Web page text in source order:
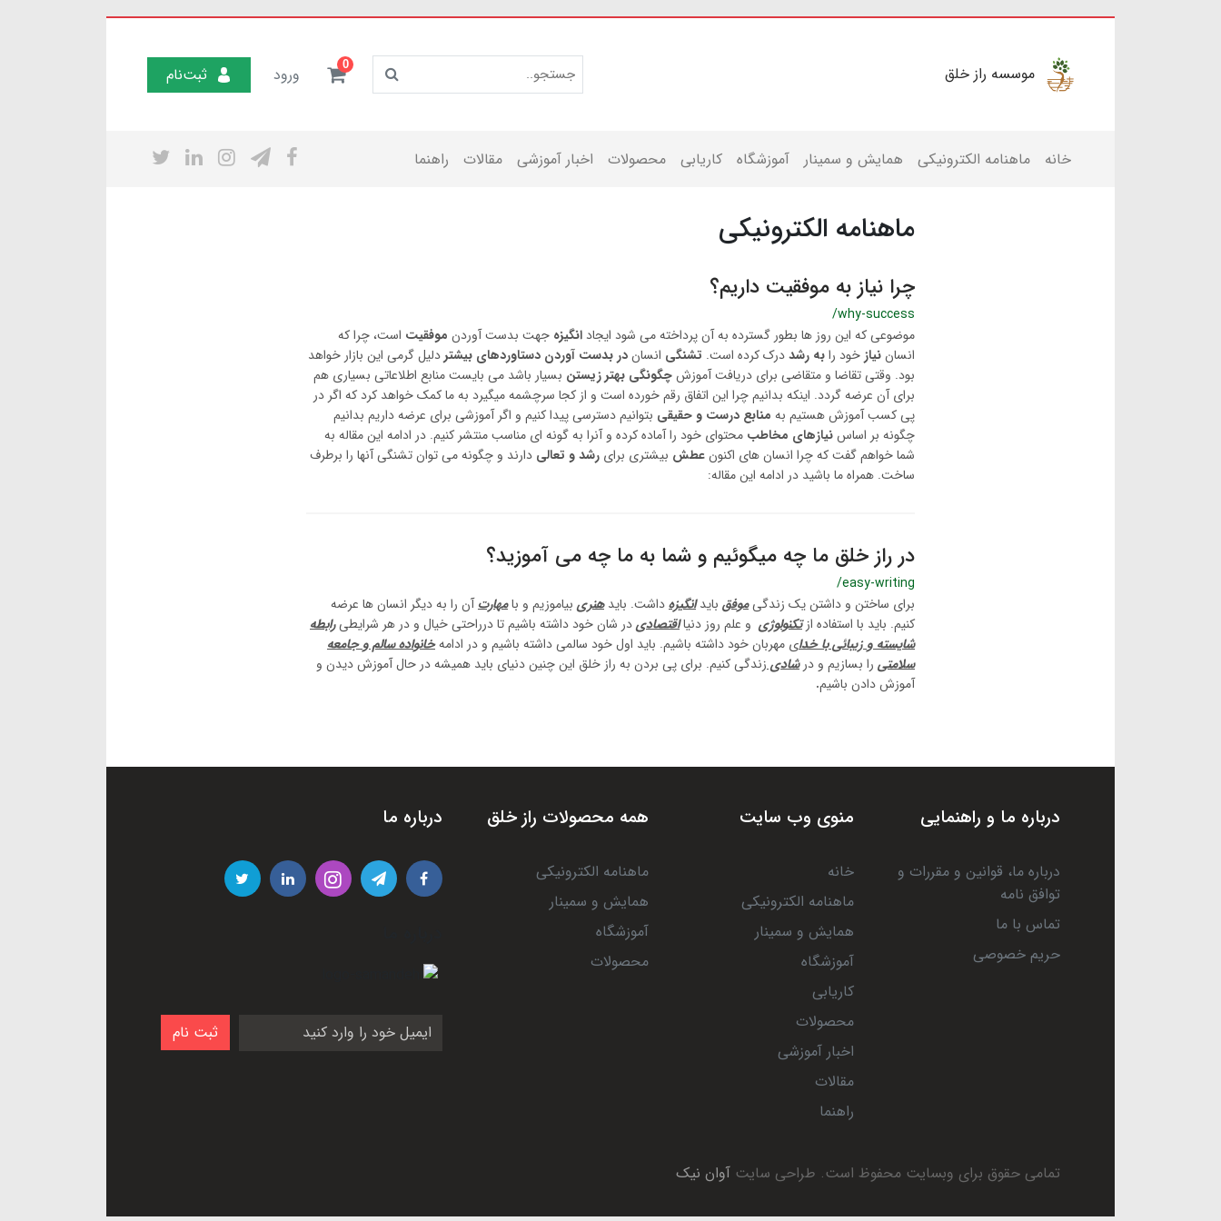
موسسه راز خلق 0 ورود ثبت‌نام
خانه ماهنامه الکترونیکی همایش و سمینار آموزشگاه کاریابی محصولات اخبار آموزشی مقالات راهنما
ماهنامه الکترونیکی
چرا نیاز به موفقیت داریم؟
/why-success
موضوعی که این روز ها بطور گسترده به آن پرداخته می شود ایجاد انگیزه جهت بدست آوردن موفقیت است، چرا که
انساننیاز خود رابه رشددرک کرده است. تشنگی انساندر بدست آوردن دستاوردهای بیشتردلیل گرمی این بازار خواهد
بود. وقتی تقاضا و متقاضی برای دریافت آموزشچگونگی بهتر زیستن بسیار باشد می بایست منابع اطلاعاتی بسیاری هم
برای آن عرضه گردد. اینکه بدانیم چرا این اتفاق رقم خورده است و از کجا سرچشمه میگیرد به ما کمک خواهد کرد که اگر در
پی کسب آموزش هستیم به منابع درست و حقیقی بتوانیم دسترسی پیدا کنیم و اگر آموزشی برای عرضه داریم بدانیم
چگونه بر اساسنیازهای مخاطب محتوای خود را آماده کرده و آنرا به گونه ای مناسب منتشر کنیم. در ادامه این مقاله به
شما خواهم گفت که چرا انسان های اکنونعطش بیشتری برای رشد و تعالی دارند و چگونه می توان تشنگی آنها را برطرف
ساخت. همراه ما باشید در ادامه این مقاله:
در راز خلق ما چه میگوئیم و شما به ما چه می آموزید؟
/easy-writing
برای ساختن و داشتن یک زندگیموفق بایدانگیزهداشت. بایدهنریبیاموزیم و بامهارتآن را به دیگر انسان ها عرضه
کنیم. باید با استفاده ازتکنولوژی و علم روز دنیااقتصادیدر شان خود داشته باشیم تا درراحتی خیال و در هر شرایطیرابطه
شایسته و زیبائی با خدای مهربان خود داشته باشیم. باید اول خود سالمی داشته باشیم و در ادامهخانواده سالم و جامعه
سلامتی را بسازیم و درشادیزندگی کنیم. برای پی بردن به راز خلق این چنین دنیای باید همیشه در حال آموزش دیدن و
آموزش دادن باشیم.
درباره ما و راهنمایی
درباره ما، قوانین و مقررات و
توافق نامه
تماس با ما
حریم خصوصی
منوی وب سایت
خانه
ماهنامه الکترونیکی
همایش و سمینار
آموزشگاه
کاریابی
محصولات
اخبار آموزشی
مقالات
راهنما
همه محصولات راز خلق
ماهنامه الکترونیکی
همایش و سمینار
آموزشگاه
محصولات
درباره ما
ثبت نام
تمامی حقوق برای وبسایت محفوظ است. طراحی سایت آوان نیک